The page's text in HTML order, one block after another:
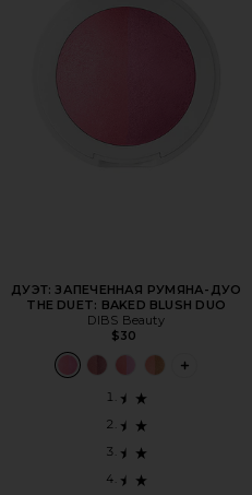
ДУЭТ: ЗАПЕЧЕННАЯ РУМЯНА-ДУО
THE DUET: BAKED BLUSH DUO
DIBS Beauty
$30
PLUS